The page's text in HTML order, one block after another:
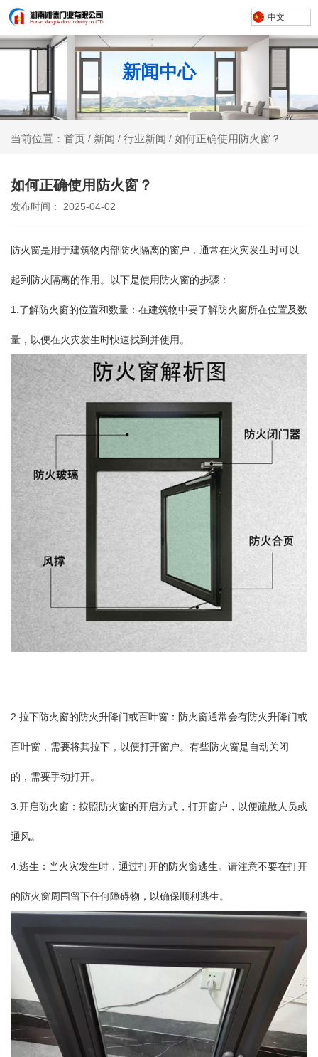
中文
新闻中心
当前位置：首页 / 新闻 / 行业新闻 / 如何正确使用防火窗？
如何正确使用防火窗？
发布时间： 2025-04-02
防火窗是用于建筑物内部防火隔离的窗户，通常在火灾发生时可以
起到防火隔离的作用。以下是使用防火窗的步骤：
1.了解防火窗的位置和数量：在建筑物中要了解防火窗所在位置及数
量，以便在火灾发生时快速找到并使用。
2.拉下防火窗的防火升降门或百叶窗：防火窗通常会有防火升降门或
百叶窗，需要将其拉下，以便打开窗户。有些防火窗是自动关闭
的，需要手动打开。
3.开启防火窗：按照防火窗的开启方式，打开窗户，以便疏散人员或
通风。
4.逃生：当火灾发生时，通过打开的防火窗逃生。请注意不要在打开
的防火窗周围留下任何障碍物，以确保顺利逃生。